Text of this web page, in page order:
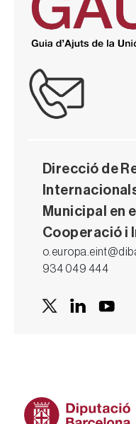
Direcció de
Municipal en
Cooperació i
934 049 444